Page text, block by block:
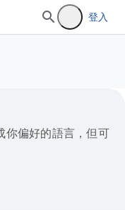
登入
你偏好的語言，但可